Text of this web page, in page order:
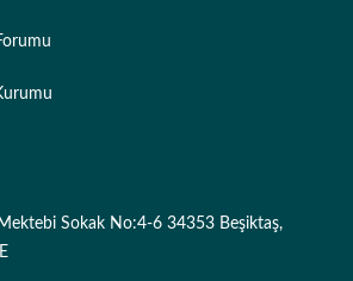
Sokak No:4-6 34353 Beşiktaş,